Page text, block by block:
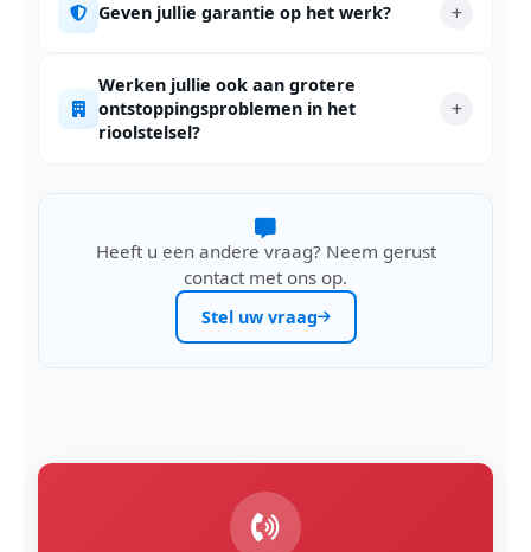
Geven jullie garantie op het werk?
Werken jullie ook aan grotere
ontstoppingsproblemen in het
rioolstelsel?
Heeft u een andere vraag? Neem gerust
contact met ons op.
Stel uw vraag